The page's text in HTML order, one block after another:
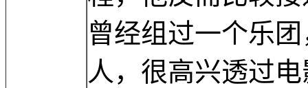
曾经组过一个乐
人，很高兴透过